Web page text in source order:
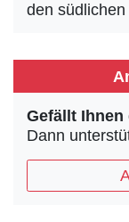
den
Gefällt Ihnen
Dann